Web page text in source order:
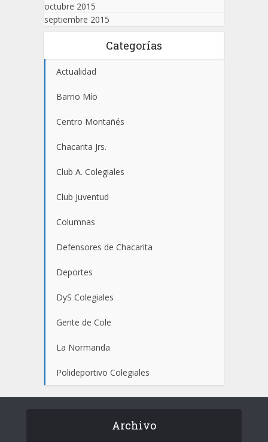
octubre 2015
septiembre 2015
Categorías
Actualidad
Barrio Mío
Centro Montañés
Chacarita Jrs.
Club A. Colegiales
Club Juventud
Columnas
Defensores de Chacarita
Deportes
DyS Colegiales
Gente de Cole
La Normanda
Polideportivo Colegiales
Archivo